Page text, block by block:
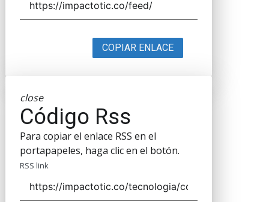
COPIAR ENLACE
close
Código Rss
Para copiar el enlace RSS en el
portapapeles, haga clic en el botón.
RSS link